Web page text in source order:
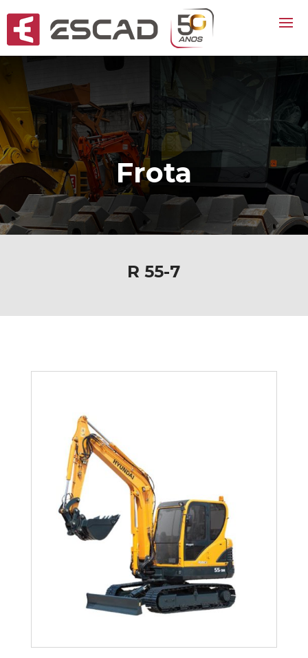
Frota
R 55-7